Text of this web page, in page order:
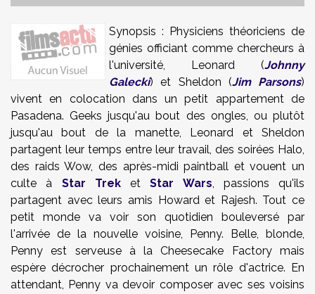
Synopsis : Physiciens théoriciens de
génies officiant comme chercheurs à
l'université, Leonard (Johnny
Galecki) et Sheldon (Jim Parsons)
vivent en colocation dans un petit appartement de
Pasadena. Geeks jusqu'au bout des ongles, ou plutôt
jusqu'au bout de la manette, Leonard et Sheldon
partagent leur temps entre leur travail, des soirées Halo,
des raids Wow, des après-midi paintball et vouent un
culte à Star TreketStar Wars, passions qu'ils
partagent avec leurs amis Howard et Rajesh. Tout ce
petit monde va voir son quotidien bouleversé par
l'arrivée de la nouvelle voisine, Penny. Belle, blonde,
Penny est serveuse à la Cheesecake Factory mais
espère décrocher prochainement un rôle d'actrice. En
attendant, Penny va devoir composer avec ses voisins